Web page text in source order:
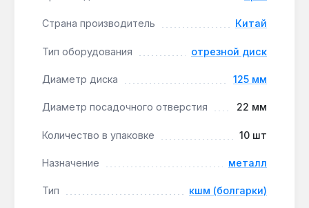
оксида алюминия обеспечивает эффективное
резание и достаточную износостойкость для
Диск подходит для резки арматуры, труб,
профилей и листового металла при ремонтных,
монтажных или слесарных работах. Гарантия 1
Подходит ли диск для резки
Страна производитель Китай
Тип оборудования отрезной диск
Диаметр диска 125 мм
Диаметр посадочного отверстия 22 мм
Количество в упаковке 10 шт
Назначение металл
Тип кшм (болгарки)